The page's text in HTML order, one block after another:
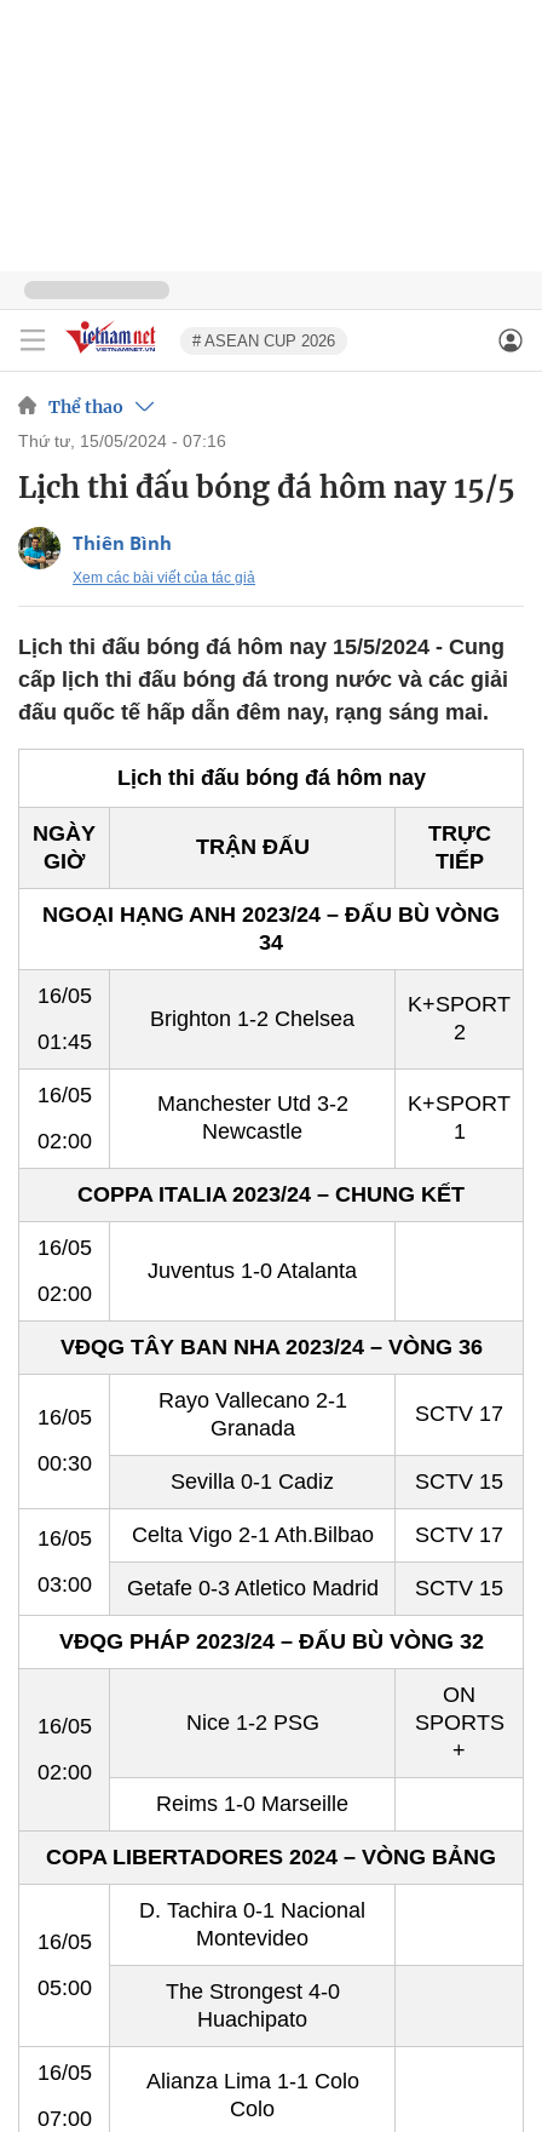
# ASEAN CUP 2026
Thể thao
thứ tư, 15/05/2024 - 07:16
Lịch thi đấu bóng đá hôm nay 15/5
Thiên Bình
Xem các bài viết của tác giả
Lịch thi đấu bóng đá hôm nay 15/5/2024 - Cung
cấp lịch thi đấu bóng đá trong nước và các giải
đấu quốc tế hấp dẫn đêm nay, rạng sáng mai.
Lịch thi đấu bóng đá hôm nay
NGÀY
GIỜ
TRẬN ĐẤU
TRỰC
TIẾP
NGOẠI HẠNG ANH 2023/24 – ĐẤU BÙ VÒNG
34
16/05
01:45
Brighton 1-2 Chelsea
K+SPORT
2
16/05
02:00
Manchester Utd 3-2
Newcastle
K+SPORT
1
COPPA ITALIA 2023/24 – CHUNG KẾT
16/05
02:00
Juventus 1-0 Atalanta
VĐQG TÂY BAN NHA 2023/24 – VÒNG 36
16/05
00:30
Rayo Vallecano 2-1
Granada
SCTV 17
Sevilla 0-1 Cadiz SCTV 15
16/05
03:00
Celta Vigo 2-1 Ath.Bilbao SCTV 17
Getafe 0-3 Atletico Madrid SCTV 15
VĐQG PHÁP 2023/24 – ĐẤU BÙ VÒNG 32
16/05
02:00
Nice 1-2 PSG
ON
SPORTS
+
Reims 1-0 Marseille
COPA LIBERTADORES 2024 – VÒNG BẢNG
16/05
05:00
D. Tachira 0-1 Nacional
Montevideo
The Strongest 4-0
Huachipato
16/05
07:00
Alianza Lima 1-1 Colo
Colo